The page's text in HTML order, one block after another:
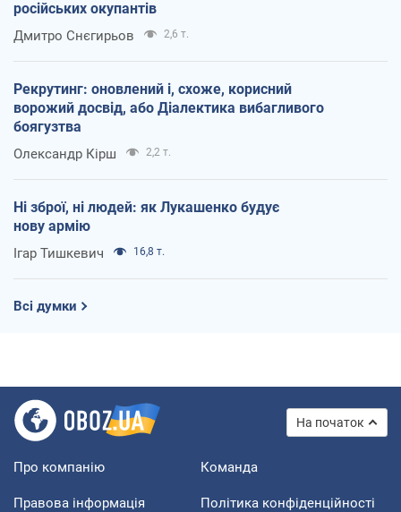
російських окупантів
Дмитро Снєгирьов 2,6 т.
Рекрутинг: оновлений і, схоже, корисний
ворожий досвід, або Діалектика вибагливого
боягузтва
Олександр Кірш 2,2 т.
Ні зброї, ні людей: як Лукашенко будує
нову армію
Ігар Тишкевич 16,8 т.
Всі думки
На початок
Про компанію Команда
Правова інформація Політика конфіденційності